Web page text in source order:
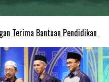
Terima Bantuan Pendidikan